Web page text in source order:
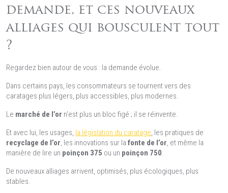
demande, et ces nouveaux
alliages qui bousculent tout
?
Regardez bien autour de vous : la demande évolue.
Dans certains pays, les consommateurs se tournent vers des
caratages plus légers, plus accessibles, plus modernes.
Le marché de l’or n’est plus un bloc figé ; il se réinvente.
Et avec lui, les usages, la législation du caratage, les pratiques de
recyclage de l’or, les innovations sur la fonte de l’or, et même la
manière de lire un poinçon 375 ou un poinçon 750.
De nouveaux alliages arrivent, optimisés, plus écologiques, plus
stables.